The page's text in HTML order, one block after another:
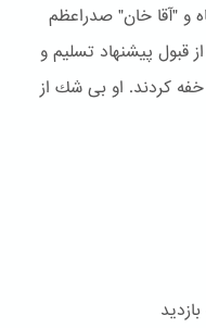
و "آقا خان" صدراعظم
قبول پیشنهاد تسلیم و
خفه كردند. او بی شك از